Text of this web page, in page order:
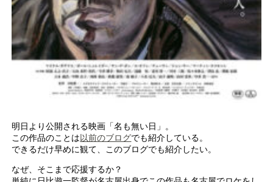
明日より公開される映画「名も無い日」。
この作品のことは以前のブログでも紹介している。
できるだけ早めに観て、このブログでも紹介したい。
なぜ、そこまで応援するか？